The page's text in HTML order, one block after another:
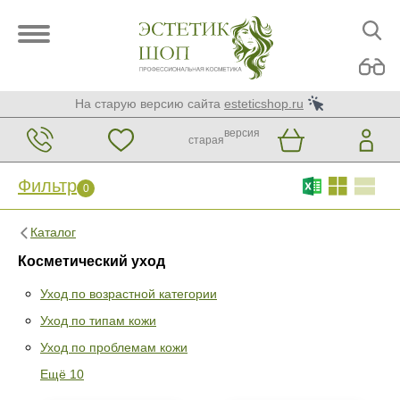
На старую версию сайта esteticshop.ru
старая
версия
Фильтр 0
Каталог
Косметический уход
Уход по возрастной категории
Уход по типам кожи
Уход по проблемам кожи
Ещё 10
Фильтр 0